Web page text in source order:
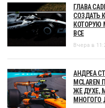
ГЛАВА
СОЗДАТЬ
КОТОРУЮ
ВСЕ
Вчера в
АНДРЕА
ЖЕ ДУХЕ,
МНОГОГО